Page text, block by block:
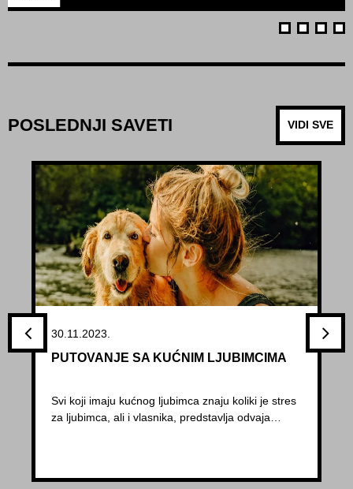
POSLEDNJI SAVETI VIDI SVE
30.11.2023.
PUTOVANJE SA KUĆNIM LJUBIMCIMA
Svi koji imaju kućnog ljubimca znaju koliki je stres
za ljubimca, ali i vlasnika, predstavlja odvaja…